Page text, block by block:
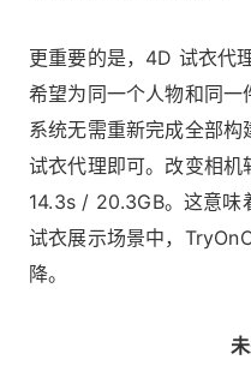
更重要的是，4D 试衣代
希望为同一个人物和同一
系统无需重新完成全部
试衣代理即可。改变相机
14.3s / 20.3GB。这意味
试衣展示场景中，
降。